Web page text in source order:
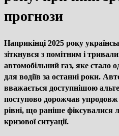
прогнози
Наприкінці 2025 року
зіткнувся з помітним і
автомобільний газ, яке стало
для водіїв за останні роки.
вважається доступнішою
поступово дорожчав
рівні, що раніше фіксувалися
кризової ситуації.